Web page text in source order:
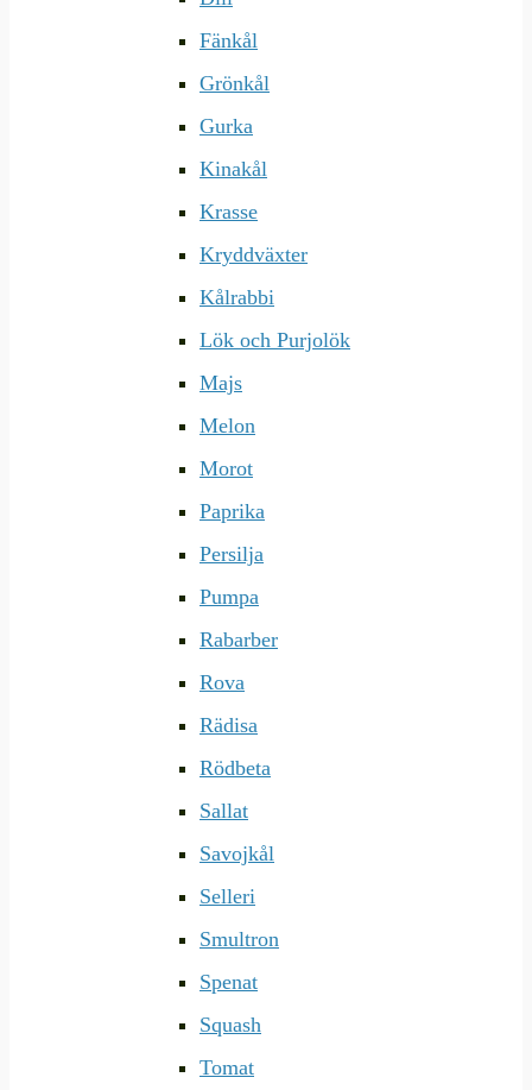
Fänkål
Grönkål
Gurka
Kinakål
Krasse
Kryddväxter
Kålrabbi
Lök och Purjolök
Majs
Melon
Morot
Paprika
Persilja
Pumpa
Rabarber
Rova
Rädisa
Rödbeta
Sallat
Savojkål
Selleri
Smultron
Spenat
Squash
Tomat